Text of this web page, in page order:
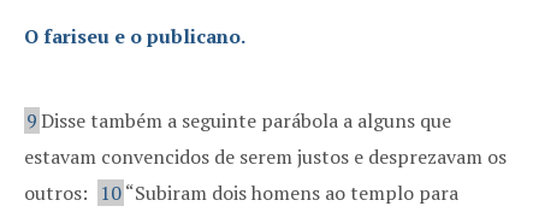
O fariseu e o publicano.
9Disse também a seguinte parábola a alguns que
estavam convencidos de serem justos e desprezavam os
outros: 10“Subiram dois homens ao templo para